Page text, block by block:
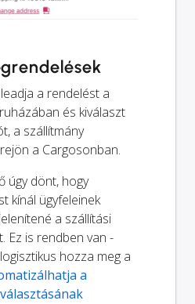
a rendelést a
és kiválaszt
a szállítmány
a Cargosonban.
úgy dönt, hogy
kínál ügyfeleinek
a szállítási
Ez is rendben van -
hozza meg a
a